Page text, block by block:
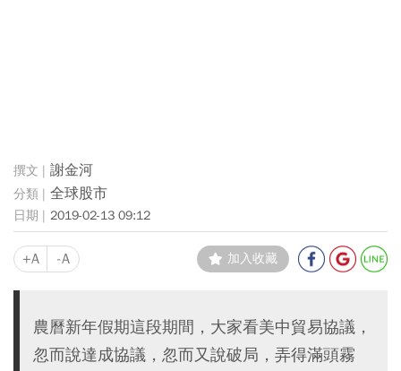
謝金河
全球股市
2019-02-13 09:12
+A -A 加入收藏
農曆新年假期這段期間，大家看美中貿易協議，
忽而說達成協議，忽而又說破局，弄得滿頭霧